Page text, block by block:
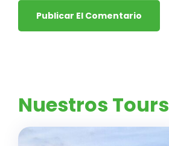
Nuestros Tours